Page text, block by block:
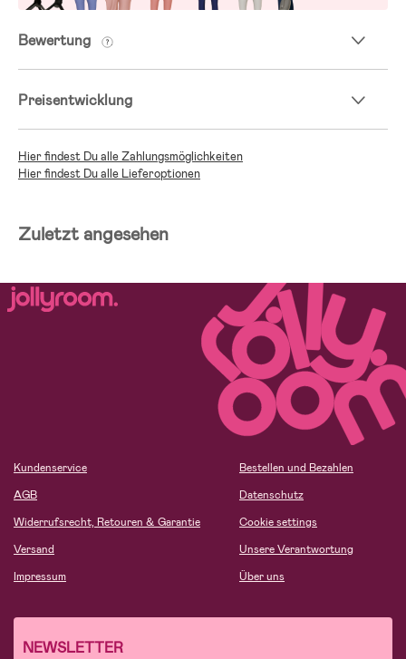
Bewertung
Preisentwicklung
Hier findest Du alle Zahlungsmöglichkeiten
Hier findest Du alle Lieferoptionen
Zuletzt angesehen
Kundenservice
AGB
Widerrufsrecht, Retouren & Garantie
Versand
Impressum
Bestellen und Bezahlen
Datenschutz
Cookie settings
Unsere Verantwortung
Über uns
NEWSLETTER